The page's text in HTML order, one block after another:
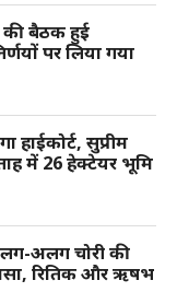
की बैठक हुई
पर लिया गया
हाईकोर्ट, सुप्रीम
में 26 हेक्टेयर भूमि
अलग चोरी की
रितिक और ऋषभ